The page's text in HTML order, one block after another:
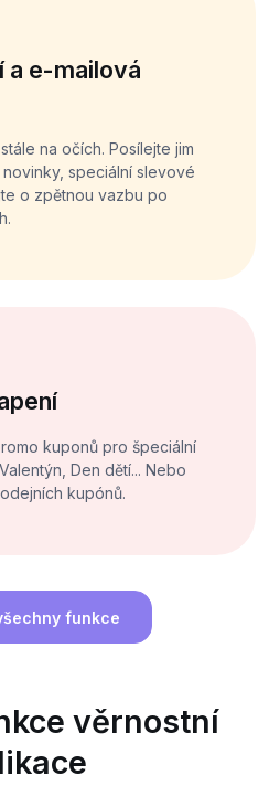
a e-mailová
na očích. Posílejte jim
speciální slevové
o zpětnou vazbu po
kuponů pro špeciální
Den dětí... Nebo
kupónů.
funkce
věrnostní